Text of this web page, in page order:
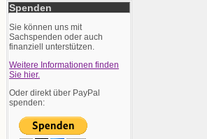
Spenden
Sie können uns mit
Sachspenden oder auch
finanziell unterstützen.
Weitere Informationen finden
Sie hier.
Oder direkt über PayPal
spenden: